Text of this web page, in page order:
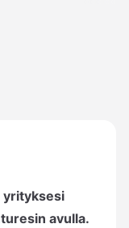
yrityksesi
avulla.